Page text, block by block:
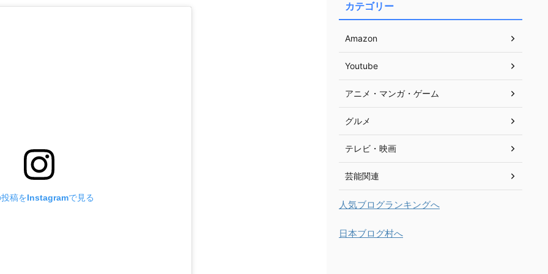
稿をInstagramで見る
カテゴリー
Amazon
Youtube
アニメ・マンガ・ゲーム
グルメ
テレビ・映画
芸能関連
人気ブログランキングへ
日本ブログ村へ